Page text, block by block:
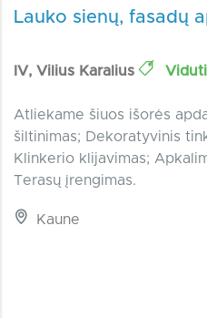
Lauko sienų, fasadų
IV, Vilius Karalius
Atliekame šiuos išorės
šiltinimas; Dekoratyvinis
Klinkerio klijavimas;
Terasų įrengimas.
Kaune